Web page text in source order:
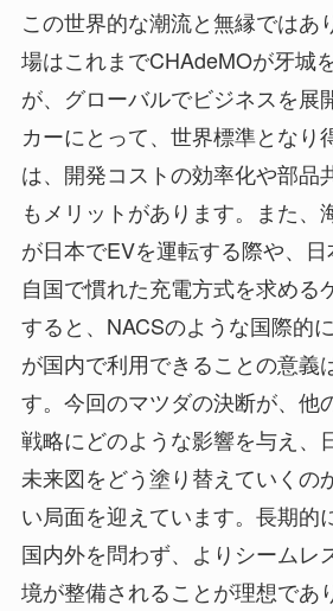
この世界的な潮流と無縁ではあ
場はこれまでCHAdeMOが牙城
が、グローバルでビジネスを展
カーにとって、世界標準となり
は、開発コストの効率化や部品
もメリットがあります。また、
が日本でEVを運転する際や、
自国で慣れた充電方式を求める
すると、NACSのような国際的
が国内で利用できることの意義
す。今回のマツダの決断が、他
戦略にどのような影響を与え、
未来図をどう塗り替えていくの
い局面を迎えています。長期的
国内外を問わず、よりシームレ
境が整備されることが理想であ